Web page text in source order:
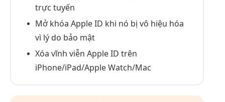
trực tuyến
Mở khóa Apple ID khi nó bị vô hiệu hóa
vì lý do bảo mật
Xóa vĩnh viễn Apple ID trên
iPhone/iPad/Apple Watch/Mac